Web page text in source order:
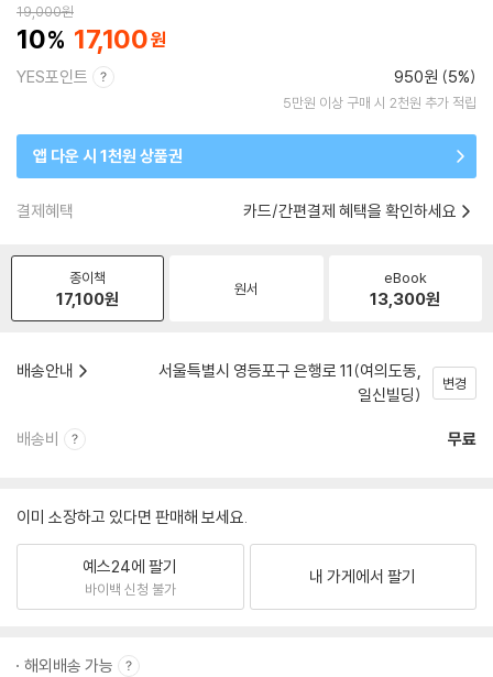
19,000원
10 17,100
YES포인트 950원 (5%)
5만원 이상 구매 시 2천원 추가 적립
앱 다운 시 1천원 상품권
결제혜택 카드/간편결제 혜택을 확인하세요
종이책
17,100원 원서
eBook
13,300원
배송안내
서울특별시 영등포구 은행로 11(여의도동,
일신빌딩)
변경
배송비 무료
이미 소장하고 있다면 판매해 보세요.
예스24에 팔기
바이백 신청 불가
내 가게에서 팔기
해외배송 가능